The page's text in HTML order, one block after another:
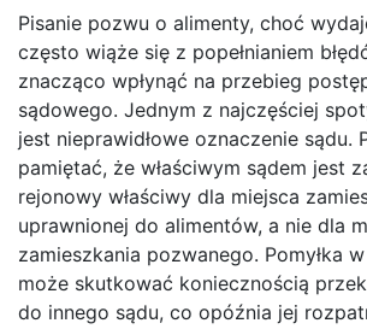
Pisanie pozwu o alimenty, choć
często wiąże się z popełnianiem
znacząco wpłynąć na przebieg
sądowego. Jednym z najczęściej
jest nieprawidłowe oznaczenie sądu.
pamiętać, że właściwym sądem jest
rejonowy właściwy dla miejsca
uprawnionej do alimentów, a nie dla
zamieszkania pozwanego. Pomyłka
może skutkować koniecznością
do innego sądu, co opóźnia jej